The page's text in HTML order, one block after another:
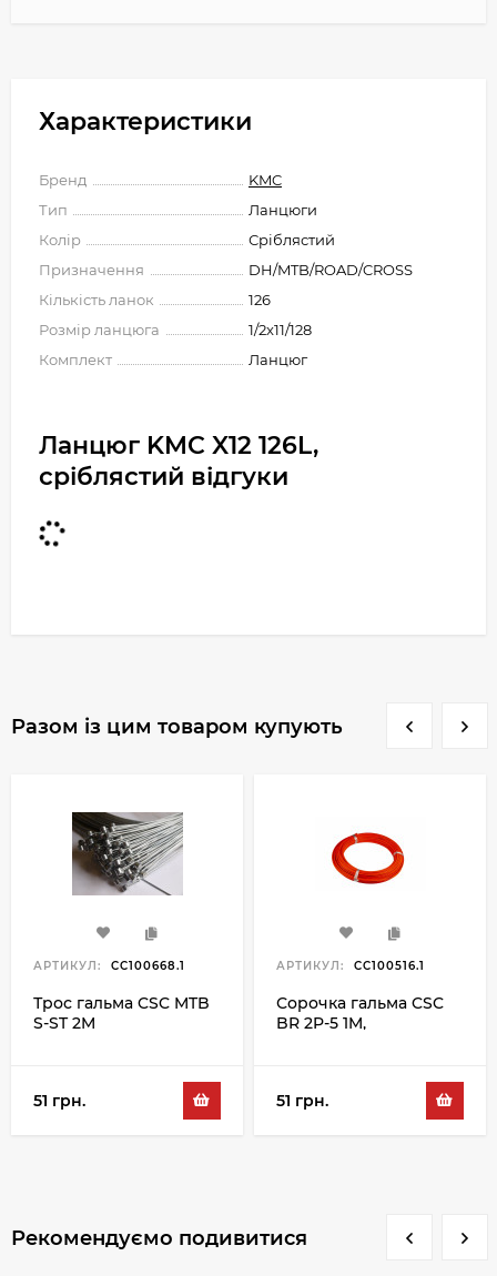
Характеристики
Бренд
KMC
Тип
Ланцюги
Колір
Сріблястий
Призначення
DH/MTB/ROAD/CROSS
Кількість ланок
126
Розмір ланцюга
1/2x11/128
Комплект
Ланцюг
Ланцюг KMC X12 126L,
сріблястий відгуки
Разом із цим товаром купують
АРТИКУЛ: CC100668.1
Трос гальма CSC MTB
S-ST 2M
51 грн.
АРТИКУЛ: CC100516.1
Сорочка гальма CSC
BR 2P-5 1M,
51 грн.
Рекомендуємо подивитися